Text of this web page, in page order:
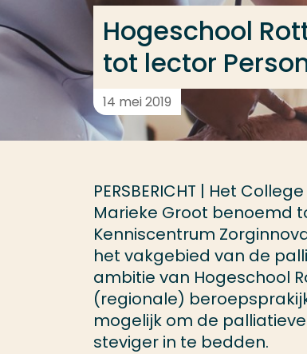
Hogeschool
tot lector
14 mei 2019
PERSBERICHT | Het
Marieke Groot benoemd
Kenniscentrum
het vakgebied van de
ambitie van Hogeschool
(regionale)
mogelijk om de
steviger in te bedden.